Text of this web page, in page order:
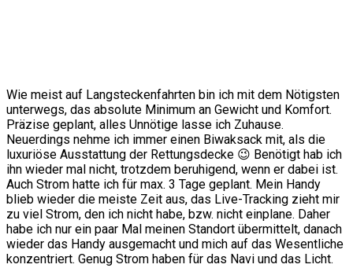
Wie meist auf Langsteckenfahrten bin ich mit dem Nötigsten
unterwegs, das absolute Minimum an Gewicht und Komfort.
Präzise geplant, alles Unnötige lasse ich Zuhause.
Neuerdings nehme ich immer einen Biwaksack mit, als die
luxuriöse Ausstattung der Rettungsdecke 😉 Benötigt hab ich
ihn wieder mal nicht, trotzdem beruhigend, wenn er dabei ist.
Auch Strom hatte ich für max. 3 Tage geplant. Mein Handy
blieb wieder die meiste Zeit aus, das Live-Tracking zieht mir
zu viel Strom, den ich nicht habe, bzw. nicht einplane. Daher
habe ich nur ein paar Mal meinen Standort übermittelt, danach
wieder das Handy ausgemacht und mich auf das Wesentliche
konzentriert. Genug Strom haben für das Navi und das Licht.